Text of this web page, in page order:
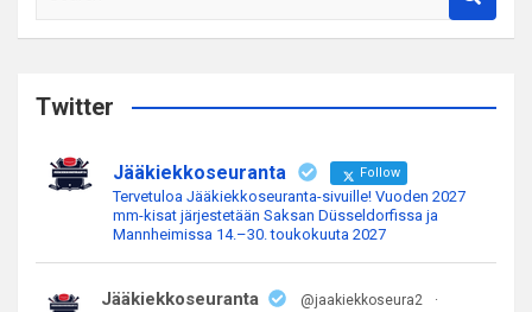
a
c
Twitter
Jääkiekkoseuranta Follow
Tervetuloa Jääkiekkoseuranta-sivuille! Vuoden 2027
mm-kisat järjestetään Saksan Düsseldorfissa ja
Mannheimissa 14.–30. toukokuuta 2027
Jääkiekkoseuranta @jaakiekkoseura2
·